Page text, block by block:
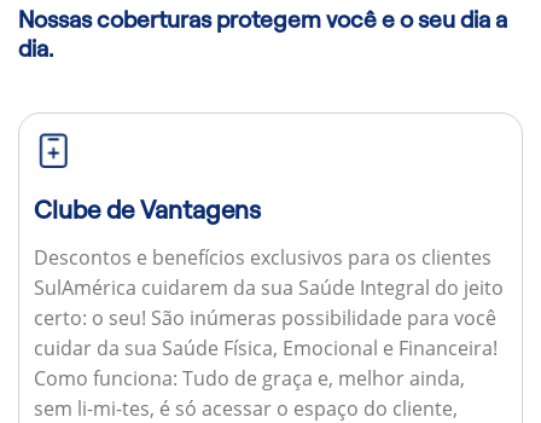
Nossas coberturas protegem você e o seu dia a
dia.
Clube de Vantagens
Descontos e benefícios exclusivos para os clientes
SulAmérica cuidarem da sua Saúde Integral do jeito
certo: o seu! São inúmeras possibilidade para você
cuidar da sua Saúde Física, Emocional e Financeira!
Como funciona: Tudo de graça e, melhor ainda,
sem li-mi-tes, é só acessar o espaço do cliente,